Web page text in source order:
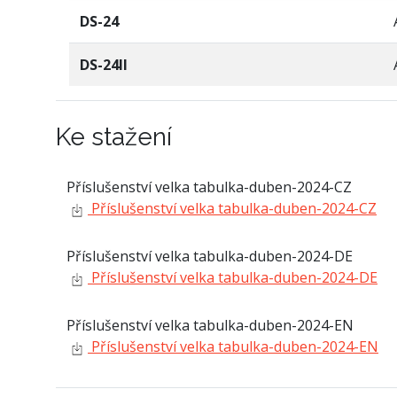
DS-24
DS-24II
Ke stažení
Příslušenství velka tabulka-duben-2024-CZ
Příslušenství velka tabulka-duben-2024-CZ
Příslušenství velka tabulka-duben-2024-DE
Příslušenství velka tabulka-duben-2024-DE
Příslušenství velka tabulka-duben-2024-EN
Příslušenství velka tabulka-duben-2024-EN